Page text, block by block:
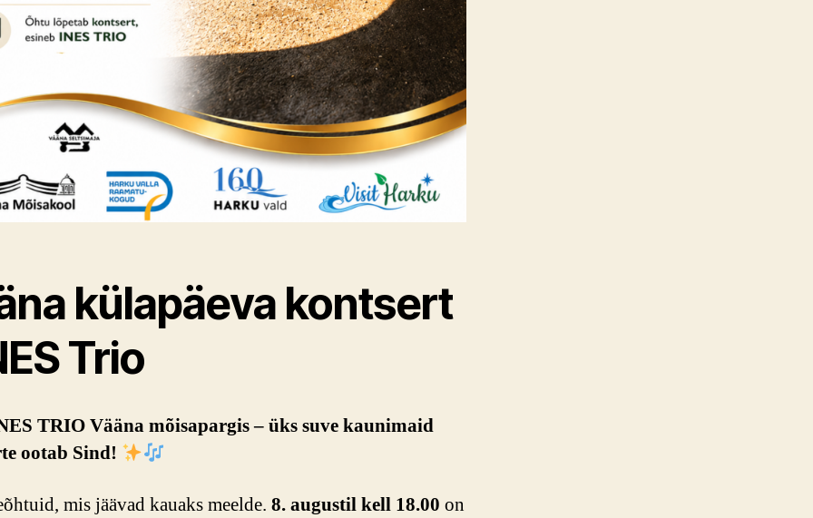
külapäeva kontsert
Trio
TRIO Vääna mõisapargis – üks suve kaunimaid
ootab Sind!
mis jäävad kauaks meelde. 8. augustil kell 18.00 on